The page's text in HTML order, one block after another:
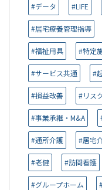
#データ #LIFE
#居宅療養管理指導
#福祉用具 #特定
#サービス共通 #
#損益改善 #リス
#事業承継・M&A
#通所介護 #居宅
#老健 #訪問看護
#グループホーム